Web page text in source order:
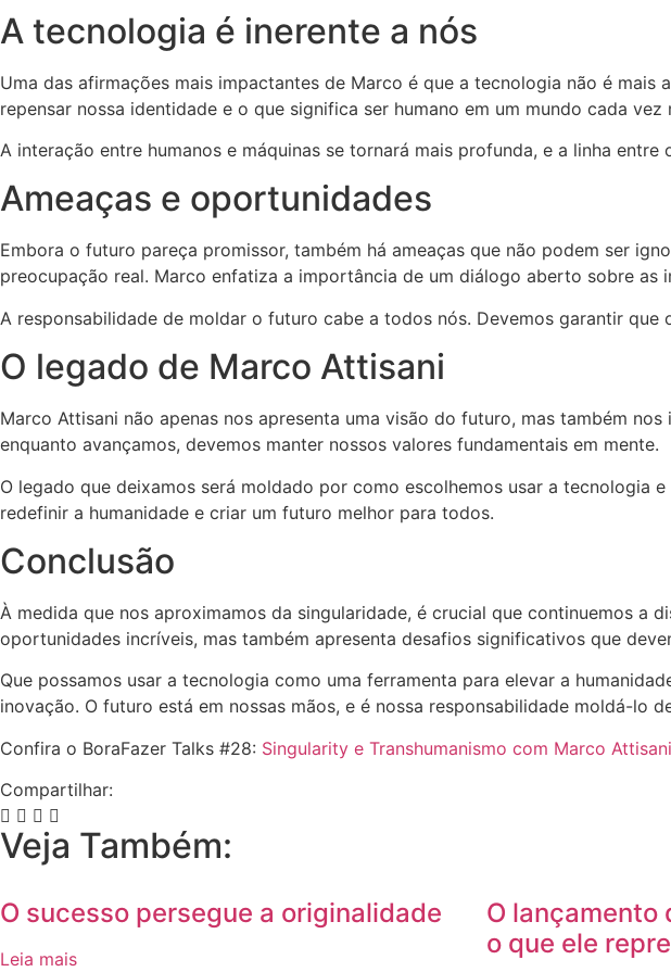
A tecnologia é inerente a nós
Uma das afirmações mais impactantes de Marco é que a tecnologia não é
repensar nossa identidade e o que significa ser humano em um mundo cada vez
A interação entre humanos e máquinas se tornará mais profunda, e a linha
Ameaças e oportunidades
Embora o futuro pareça promissor, também há ameaças que não podem ser
preocupação real. Marco enfatiza a importância de um diálogo aberto sobre as
A responsabilidade de moldar o futuro cabe a todos nós. Devemos garantir
O legado de Marco Attisani
Marco Attisani não apenas nos apresenta uma visão do futuro, mas também
enquanto avançamos, devemos manter nossos valores fundamentais em mente.
O legado que deixamos será moldado por como escolhemos usar a tecnologia
redefinir a humanidade e criar um futuro melhor para todos.
Conclusão
À medida que nos aproximamos da singularidade, é crucial que continuemos a
oportunidades incríveis, mas também apresenta desafios significativos que
Que possamos usar a tecnologia como uma ferramenta para elevar a
inovação. O futuro está em nossas mãos, e é nossa responsabilidade moldá-lo
Confira o BoraFazer Talks #28: Singularity e Transhumanismo com Marco
Compartilhar:
Veja Também:
O sucesso persegue a originalidade
Leia mais
O lançamento
o que ele